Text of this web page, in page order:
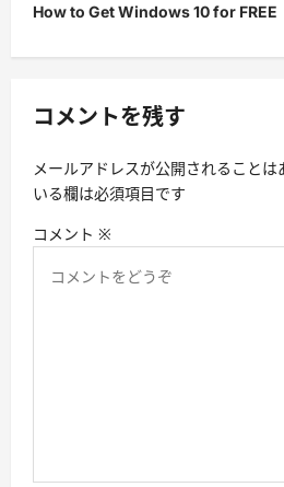
How to Get Windows 10 for FREE
コメントを残す
メールアドレスが公開されることは
いる欄は必須項目です
コメント ※